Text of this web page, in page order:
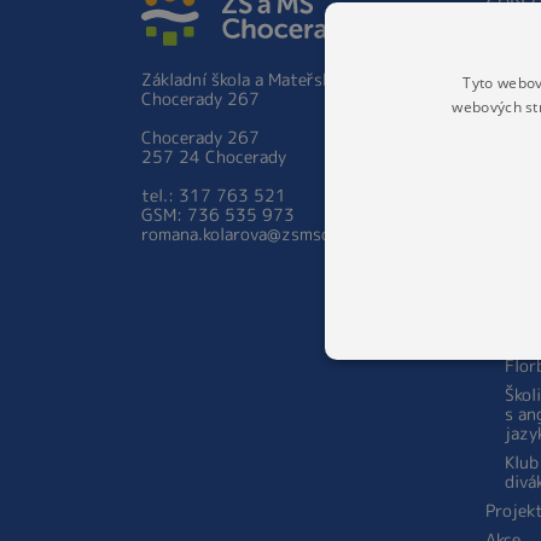
Základní škola a Mateřská škola
Chocerady 267
Chocerady 267
257 24 Chocerady
tel.: 317 763 521
GSM: 736 535 973
romana.kolarova@zsmschocerady.cz
s
Tyto
webových